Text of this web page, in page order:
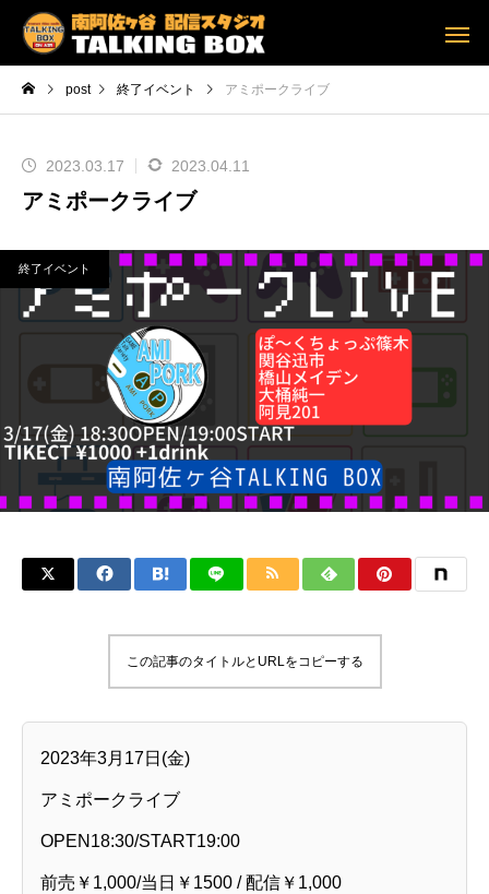
post 終了イベント アミポークライブ
2023.03.17 2023.04.11
アミポークライブ
終了イベント
この記事のタイトルとURLをコピーする
2023年3月17日(金)
アミポークライブ
OPEN18:30/START19:00
前売￥1,000/当日￥1500 / 配信￥1,000